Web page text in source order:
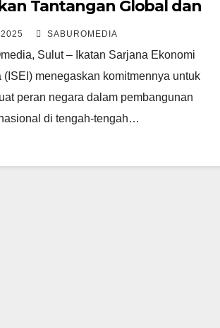
Tantangan Global dan
Ekonomi Kerakyatan
2045
SABUROMEDIA
Sulut – Ikatan Sarjana Ekonomi
(ISEI) menegaskan komitmennya untuk
peran negara dalam pembangunan
di tengah-tengah…